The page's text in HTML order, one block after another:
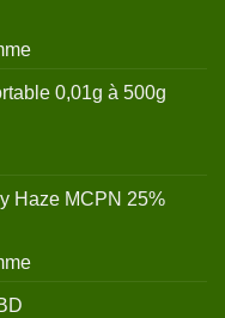
0,01g à 500g
Haze MCPN 25%